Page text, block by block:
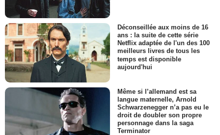
Déconseillée aux moins de 16
ans : la suite de cette série
Netflix adaptée de l'un des 100
meilleurs livres de tous les
temps est disponible
aujourd'hui
Même si l’allemand est sa
langue maternelle, Arnold
Schwarzenegger n’a pas eu le
droit de doubler son propre
personnage dans la saga
Terminator